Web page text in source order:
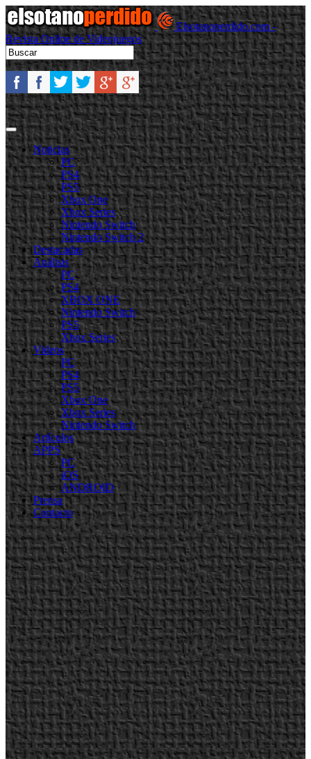
Elsotanoperdido.com -
Revista Online de Videojuegos
Noticias
PC
PS4
PS5
Xbox One
Xbox Series
Nintendo Switch
Nintendo Switch 2
Destacadas
Análisis
PC
PS4
XBOX ONE
Nintendo Switch
PS5
Xbox Series
Videos
PC
PS4
PS5
Xbox One
Xbox Series
Nintendo Switch
Artículos
APPS
PC
iOS
ANDROID
Prensa
Contacto